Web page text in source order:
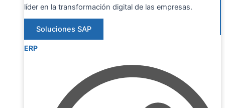
líder en la transformación digital de las empresas.
Soluciones SAP
ERP